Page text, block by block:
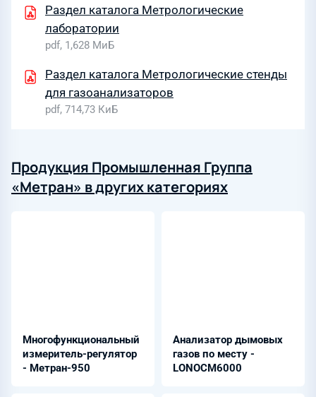
Раздел каталога Метрологические
лаборатории
pdf, 1,628 МиБ
Раздел каталога Метрологические стенды
для газоанализаторов
pdf, 714,73 КиБ
Продукция Промышленная Группа
«Метран» в других категориях
Многофункциональный
измеритель-регулятор
- Метран-950
Анализатор дымовых
газов по месту -
LONOCM6000